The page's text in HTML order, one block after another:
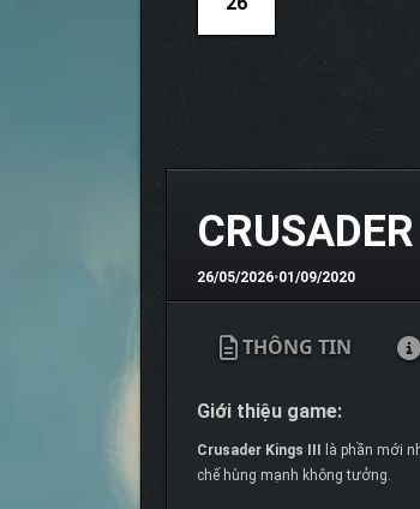
26/05/2026•01/09/2020
THÔNG TIN
Giới thiệu game:
Crusader Kings III
là phần mới
chế hùng mạnh không tưởng.